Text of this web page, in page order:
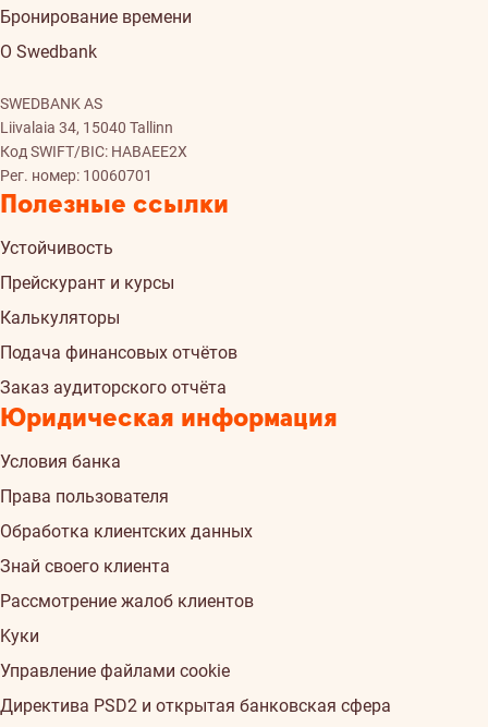
Бронирование времени
О Swedbank
SWEDBANK AS
Liivalaia 34, 15040 Tallinn
Код SWIFT/BIC: HABAEE2X
Рег. номер: 10060701
Полезные ссылки
Устойчивость
Прейскурант и курсы
Калькуляторы
Подача финансовых отчётов
Заказ аудиторского отчёта
Юридическая информация
Условия банка
Права пользователя
Обработка клиентских данных
Знай своего клиента
Рассмотрение жалоб клиентов
Kуки
Управление файлами cookie
Директива PSD2 и открытая банковская сфера